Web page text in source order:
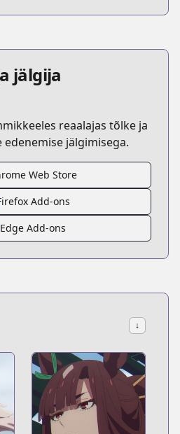
jälgija
reaalajas tõlke ja
jälgimisega.
Web Store
Add-ons
Edge Add-ons
↓